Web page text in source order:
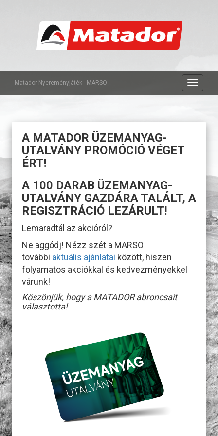
Matador Nyereményjáték - MARSO
A MATADOR ÜZEMANYAG-
UTALVÁNY PROMÓCIÓ VÉGET
ÉRT!
A 100 DARAB ÜZEMANYAG-
UTALVÁNY GAZDÁRA TALÁLT, A
REGISZTRÁCIÓ LEZÁRULT!
Lemaradtál az akcióról?
Ne aggódj! Nézz szét a MARSO
további aktuális ajánlatai között, hiszen
folyamatos akciókkal és kedvezményekkel
várunk!
Köszönjük, hogy a MATADOR abroncsait
választotta!